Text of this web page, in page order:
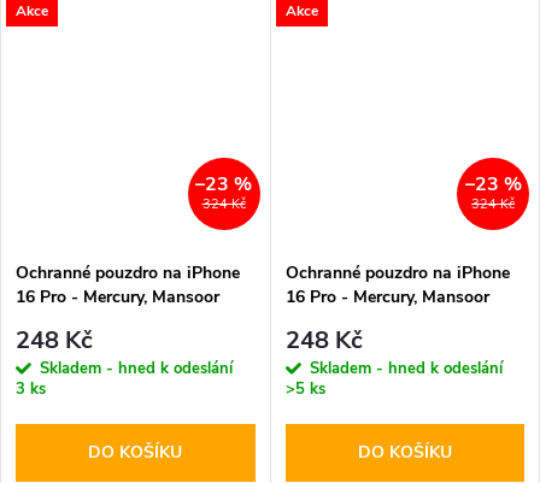
Akce
324 Kč
–23 %
Ochranné pouzdro na iPhone
16 Pro - Mercury, Mansoor
248 Kč
Skladem - hned k odeslání
3 ks
DO KOŠÍKU
Akce
324 Kč
–23 %
Ochranné pouzdro na iPhone
16 Pro - Mercury, Mansoor
248 Kč
Skladem - hned k odeslání
>5 ks
DO KOŠÍKU